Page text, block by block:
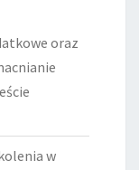
oraz
w